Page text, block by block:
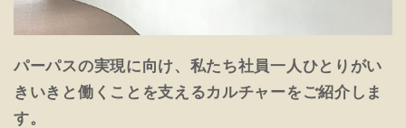
パーパスの実現に向け、私たち社員一人ひとりがい
きいきと働くことを支えるカルチャーをご紹介しま
す。